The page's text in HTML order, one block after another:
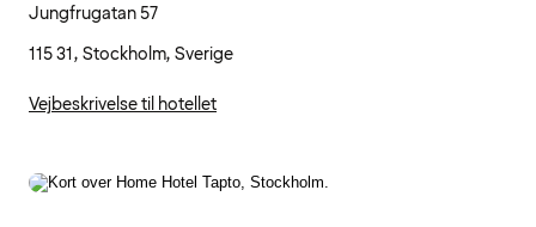
Jungfrugatan 57
115 31, Stockholm, Sverige
Vejbeskrivelse til hotellet